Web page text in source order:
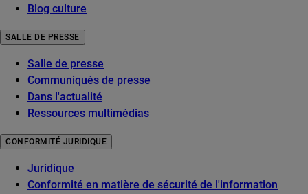
Blog culture
SALLE DE PRESSE
Salle de presse
Communiqués de presse
Dans l'actualité
Ressources multimédias
CONFORMITÉ JURIDIQUE
Juridique
Conformité en matière de sécurité de l'information